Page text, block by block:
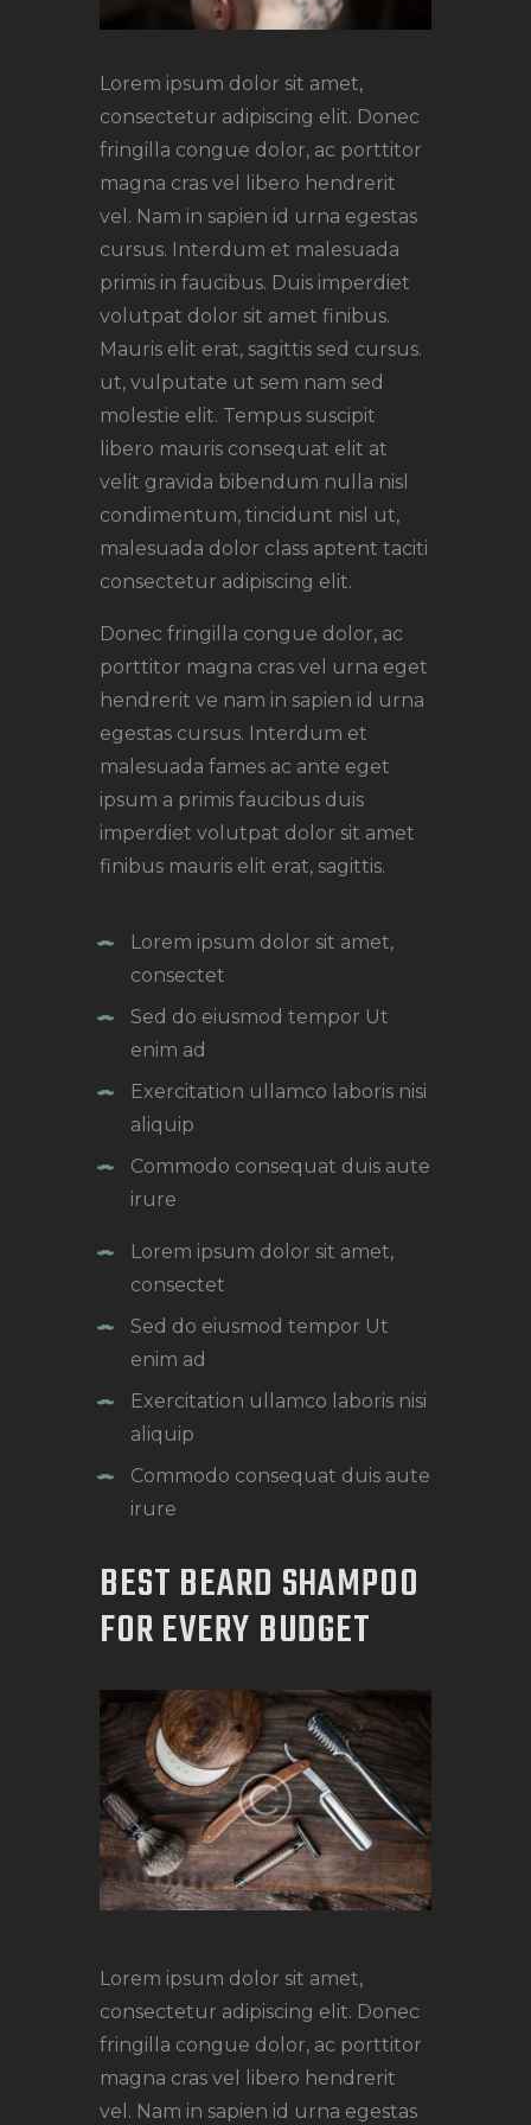
Lorem ipsum dolor sit amet,
consectetur adipiscing elit. Donec
fringilla congue dolor, ac porttitor
magna cras vel libero hendrerit
vel. Nam in sapien id urna egestas
cursus. Interdum et malesuada
primis in faucibus. Duis imperdiet
volutpat dolor sit amet finibus.
Mauris elit erat, sagittis sed cursus.
ut, vulputate ut sem nam sed
molestie elit. Tempus suscipit
libero mauris consequat elit at
velit gravida bibendum nulla nisl
condimentum, tincidunt nisl ut,
malesuada dolor class aptent taciti
consectetur adipiscing elit.
Donec fringilla congue dolor, ac
porttitor magna cras vel urna eget
hendrerit ve nam in sapien id urna
egestas cursus. Interdum et
malesuada fames ac ante eget
ipsum a primis faucibus duis
imperdiet volutpat dolor sit amet
finibus mauris elit erat, sagittis.
Lorem ipsum dolor sit amet,
consectet
Sed do eiusmod tempor Ut
enim ad
Exercitation ullamco laboris nisi
aliquip
Commodo consequat duis aute
irure
Lorem ipsum dolor sit amet,
consectet
Sed do eiusmod tempor Ut
enim ad
Exercitation ullamco laboris nisi
aliquip
Commodo consequat duis aute
irure
BEST BEARD SHAMPOO
FOR EVERY BUDGET
Lorem ipsum dolor sit amet,
consectetur adipiscing elit. Donec
fringilla congue dolor, ac porttitor
magna cras vel libero hendrerit
vel. Nam in sapien id urna egestas